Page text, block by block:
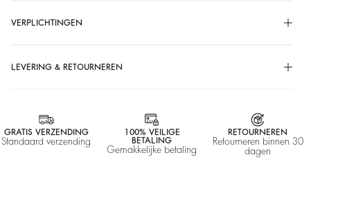
VERPLICHTINGEN
LEVERING & RETOURNEREN
GRATIS VERZENDING
Standaard verzending
100% VEILIGE
BETALING
Gemakkelijke betaling
RETOURNEREN
Retourneren binnen 30
dagen